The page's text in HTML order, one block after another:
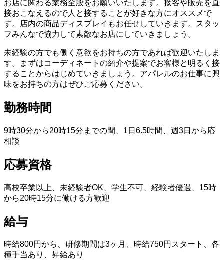
お店に関わる業務全般をお願いいたします。接客や販売を直
接おこなえるので人と接することが好きな方にオススメで
す。店内の商品ディスプレイもお任せしていきます。スタッ
フみんなで協力して素敵なお店にしていきましょう。
未経験の方でも働く意欲をお持ちの方であれば歓迎いたしま
す。まずはコーディネートの紹介や提案でお客様と明るく接
することからはじめていきましょう。アパレルのお仕事に興
味をお持ちの方はぜひご応募ください。
勤務時間
9時30分から20時15分までの間、1日6.5時間、週3日から応
相談
応募資格
高校卒業以上、未経験者OK、学生不可、経験者優遇、15時
から20時15分に働ける方歓迎
給与
時給800円から、研修期間は3ヶ月、時給750円スタート、各
種手当あり、昇給あり